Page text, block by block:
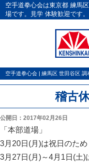
空手道拳心会は東京都 練馬
場です。見学 体験歓迎です。
空手道拳心会 | 練馬区 世田谷区 調
稽古
公開日：2017年02月26日
「本部道場」
3月20日(月)は祝日のため
3月27日(月)～4月1日(土)